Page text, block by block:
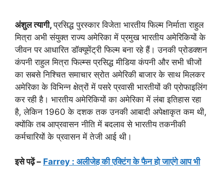
अंशुल त्यागी,प्रसिद्ध पुरस्कार विजेता भारतीय फिल्म निर्माता राहुल
मित्रा अभी संयुक्त राज्य अमेरिका में प्रमुख भारतीय अमेरिकियों के
जीवन पर आधारित डॉक्यूमेंट्री फिल्म बना रहे हैं। उनकी प्रोडक्शन
कंपनी राहुल मित्रा फिल्म्स प्रसिद्ध मीडिया कंपनी और सभी चीजों
का सबसे निश्चित समाचार स्रोत अमेरिकी बाजार के साथ मिलकर
अमेरिका के विभिन्न क्षेत्रों में पसरे प्रवासी भारतीयों की प्रोफाइलिंग
कर रही है। भारतीय अमेरिकियों का अमेरिका में लंबा इतिहास रहा
है, लेकिन 1960 के दशक तक उनकी आबादी अपेक्षाकृत कम थी,
क्योंकि तब आप्रवासन नीति में बदलाव से भारतीय तकनीकी
कर्मचारियों के प्रवासन में तेजी आई थी।
इसे पढ़ें – Farrey : अलीजेह की एक्टिंग के फैन हो जाएंगे आप भी